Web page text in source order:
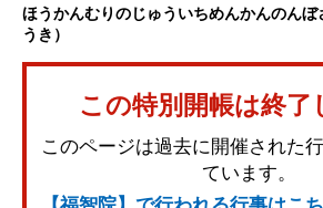
ほうかんむりのじゅういちめんかんのん
うき）
この特別開帳は終了
このページは過去に開催された
ています。